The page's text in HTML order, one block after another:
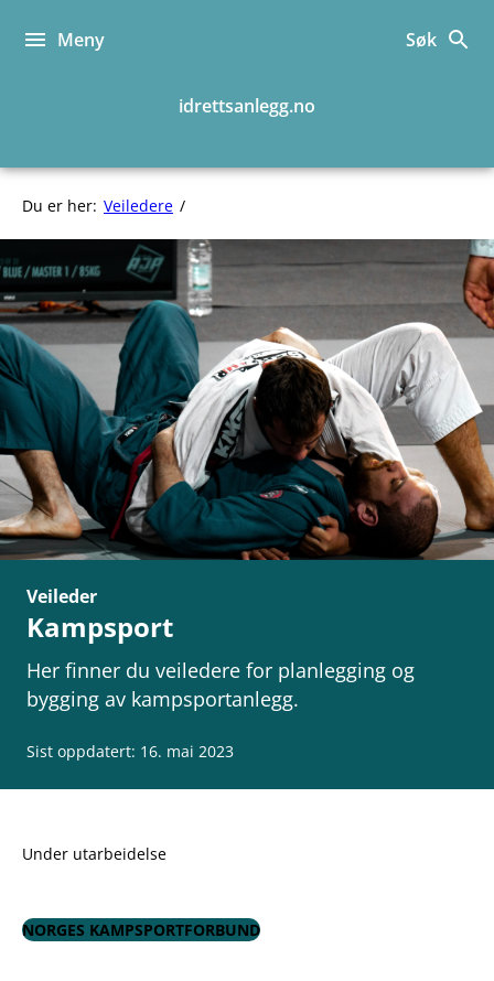
idrettsanlegg.no
Meny Søk
Du er her: Veiledere
Veileder
Kampsport
Her finner du veiledere for planlegging og
bygging av kampsportanlegg.
Sist oppdatert: 16. mai 2023
Under utarbeidelse
NORGES KAMPSPORTFORBUND